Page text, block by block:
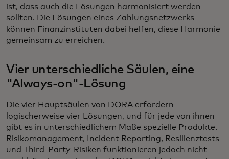
ist, dass auch die Lösungen harmonisiert werden
sollten. Die Lösungen eines Zahlungsnetzwerks
können Finanzinstituten dabei helfen, diese Harmonie
gemeinsam zu erreichen.
Vier unterschiedliche Säulen, eine
"Always-on"-Lösung
Die vier Hauptsäulen von DORA erfordern
logischerweise vier Lösungen, und für jede von ihnen
gibt es in unterschiedlichem Maße spezielle Produkte.
Risikomanagement, Incident Reporting, Resilienztests
und Third-Party-Risiken funktionieren jedoch nicht